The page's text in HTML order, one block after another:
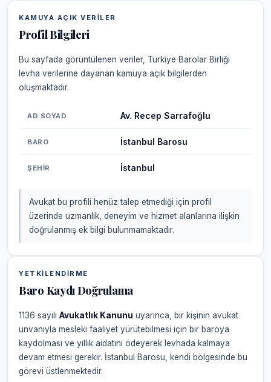
KAMUYA AÇIK VERILER
Profil Bilgileri
Bu sayfada görüntülenen veriler, Türkiye Barolar Birliği
levha verilerine dayanan kamuya açık bilgilerden
oluşmaktadır.
AD SOYAD Av. Recep Sarrafoğlu
BARO İstanbul Barosu
ŞEHIR İstanbul
Avukat bu profili henüz talep etmediği için profil
üzerinde uzmanlık, deneyim ve hizmet alanlarına ilişkin
doğrulanmış ek bilgi bulunmamaktadır.
YETKILENDIRME
Baro Kaydı Doğrulama
1136 sayılı Avukatlık Kanunu uyarınca, bir kişinin avukat
unvanıyla mesleki faaliyet yürütebilmesi için bir baroya
kaydolması ve yıllık aidatını ödeyerek levhada kalmaya
devam etmesi gerekir. İstanbul Barosu, kendi bölgesinde bu
görevi üstlenmektedir.